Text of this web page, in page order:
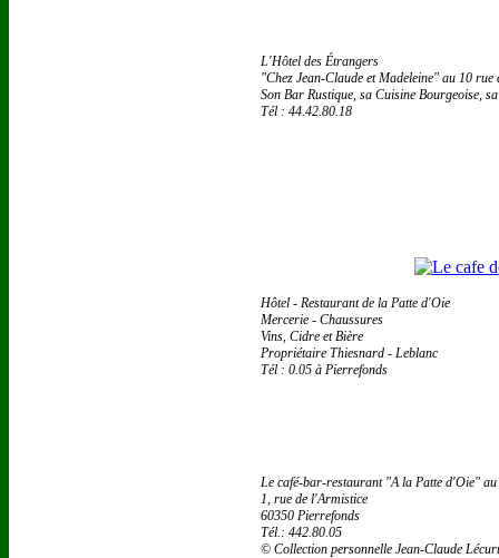
L'Hôtel des Étrangers
"Chez Jean-Claude et Madeleine" au 10 rue
Son Bar Rustique, sa Cuisine Bourgeoise,
Tél : 44.42.80.18
Hôtel - Restaurant de la Patte d'Oie
Mercerie - Chaussures
Vins, Cidre et Bière
Propriétaire Thiesnard - Leblanc
Tél : 0.05 à Pierrefonds
Le café-bar-restaurant "A la Patte d'Oie" au
1, rue de l'Armistice
60350 Pierrefonds
Tél.: 442.80.05
© Collection personnelle Jean-Claude